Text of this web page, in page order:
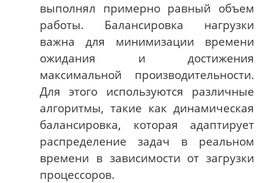
выполнял примерно равный объем
работы. Балансировка нагрузки
важна для минимизации времени
ожидания и достижения
максимальной производительности.
Для этого используются различные
алгоритмы, такие как динамическая
балансировка, которая адаптирует
распределение задач в реальном
времени в зависимости от загрузки
процессоров.